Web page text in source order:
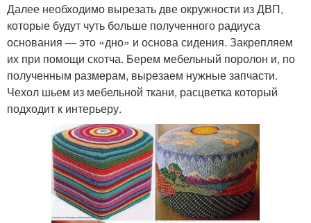
Далее необходимо вырезать две окружности из ДВП,
которые будут чуть больше полученного радиуса
основания — это «дно» и основа сидения. Закрепляем
их при помощи скотча. Берем мебельный поролон и, по
полученным размерам, вырезаем нужные запчасти.
Чехол шьем из мебельной ткани, расцветка который
подходит к интерьеру.